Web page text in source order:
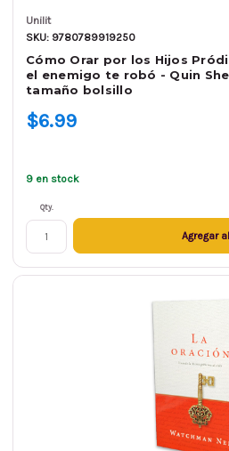
Unilit
SKU: 9780789919250
Cómo Orar por los Hijos
el enemigo te robó - Quin
tamaño bolsillo
$6.99
9 en stock
Qty.
Agregar